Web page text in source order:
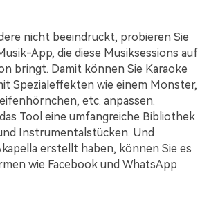
nicht beeindruckt, probieren Sie
App, die diese Musiksessions auf
bringt. Damit können Sie Karaoke
Spezialeffekten wie einem Monster,
etc. anpassen.
Tool eine umfangreiche Bibliothek
Instrumentalstücken. Und
erstellt haben, können Sie es
wie Facebook und WhatsApp